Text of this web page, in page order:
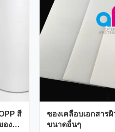
สี
อง
ซองเคลือบเอกสาร
ขนาดอื่นๆ